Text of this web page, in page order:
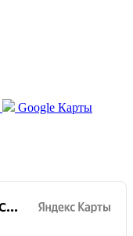
Google Карты